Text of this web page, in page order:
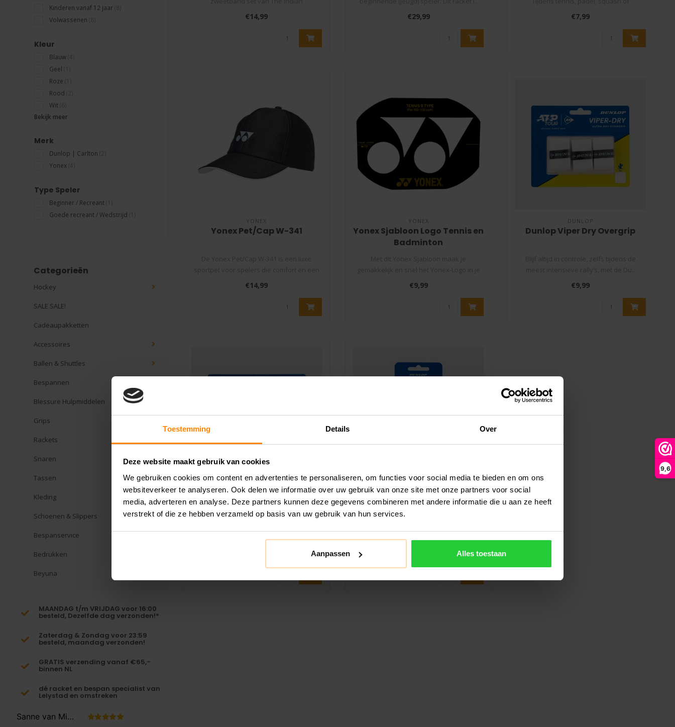
Toestemming Details Over
Deze website maakt gebruik van cookies
We gebruiken cookies om content en advertenties te personaliseren, om functies voor social media te bieden en om ons
websiteverkeer te analyseren. Ook delen we informatie over uw gebruik van onze site met onze partners voor social
media, adverteren en analyse. Deze partners kunnen deze gegevens combineren met andere informatie die u aan ze heeft
verstrekt of die ze hebben verzameld op basis van uw gebruik van hun services.
Aanpassen Alles toestaan
9,6
Kinderen vanaf 12 jaar
Volwassenen
Kleur
Blauw
Geel
Roze
Rood
Wit
Bekijk meer
Merk
Dunlop | Carlton
Yonex
Type Speler
Beginner / Recreant
Goede recreant / Wedstrijd
Categorieën
Hockey
SALE SALE!
Cadeaupakketten
Accessoires
Ballen & Shuttles
Bespannen
Blessure Hulpmiddelen
Grips
Rackets
Snaren
Tassen
Kleding
Schoenen & Slippers
Bespanservice
Bedrukken
Beyuna
MAANDAG t/m VRIJDAG voor 16:00
besteld, Dezelfde dag verzonden!*
Zaterdag & Zondag voor 23:59
besteld, maandag verzonden!
GRATIS verzending vanaf €65,-
binnen NL
dé racket en bespan specialist van
Lelystad en omstreken
Maharadja!..
€14,99 €29,99
badminton..
€7,99
YONEX
Yonex Pet/Cap W-341
str..
€14,99
YONEX
Yonex Sjabloon Logo Tennis en
Badminton
tennisra..
€9,99
DUNLOP
Dunlop Viper Dry Overgrip
€9,99
DUNLOP
Dunlop Viper Dry Basisgrip
meest intensieve rally’s, met de Du..
DUNLOP
Dunlop Flying D Demper 2
deze premium trillingsdemper. Dankzij he..